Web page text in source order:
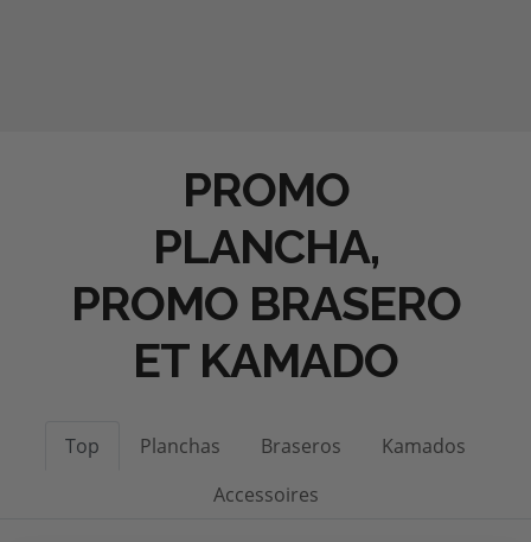
PROMO
PLANCHA,
PROMO BRASERO
ET KAMADO
Top Planchas Braseros
Kamados
Accessoires